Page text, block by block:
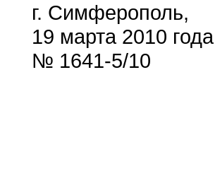
г. Симферополь,
19 марта 2010 года
№ 1641-5/10